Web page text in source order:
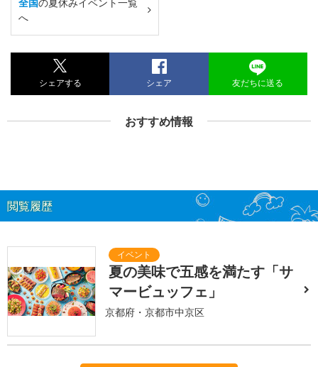
へ
シェアする シェア 友だちに送る
おすすめ情報
閲覧履歴
夏の美味で五感を満たす「サ
マービュッフェ」
京都府・京都市中京区